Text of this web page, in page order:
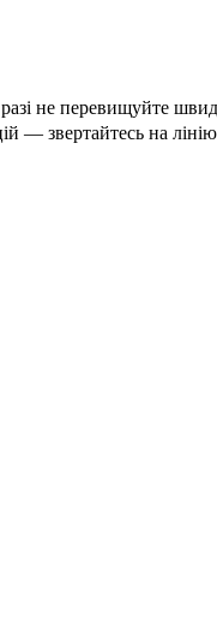
не перевищуйте
— звертайтесь на